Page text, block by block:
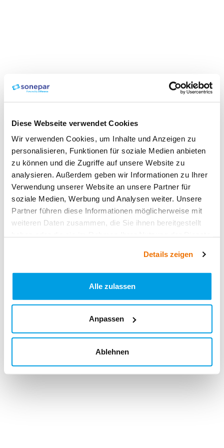
Diese Webseite verwendet Cookies
Wir verwenden Cookies, um Inhalte und Anzeigen zu
personalisieren, Funktionen für soziale Medien anbieten
zu können und die Zugriffe auf unsere Website zu
analysieren. Außerdem geben wir Informationen zu Ihrer
Verwendung unserer Website an unsere Partner für
soziale Medien, Werbung und Analysen weiter. Unsere
Partner führen diese Informationen möglicherweise mit
weiteren Daten zusammen, die Sie ihnen bereitgestellt
Details zeigen
Alle zulassen
Anpassen
Ablehnen